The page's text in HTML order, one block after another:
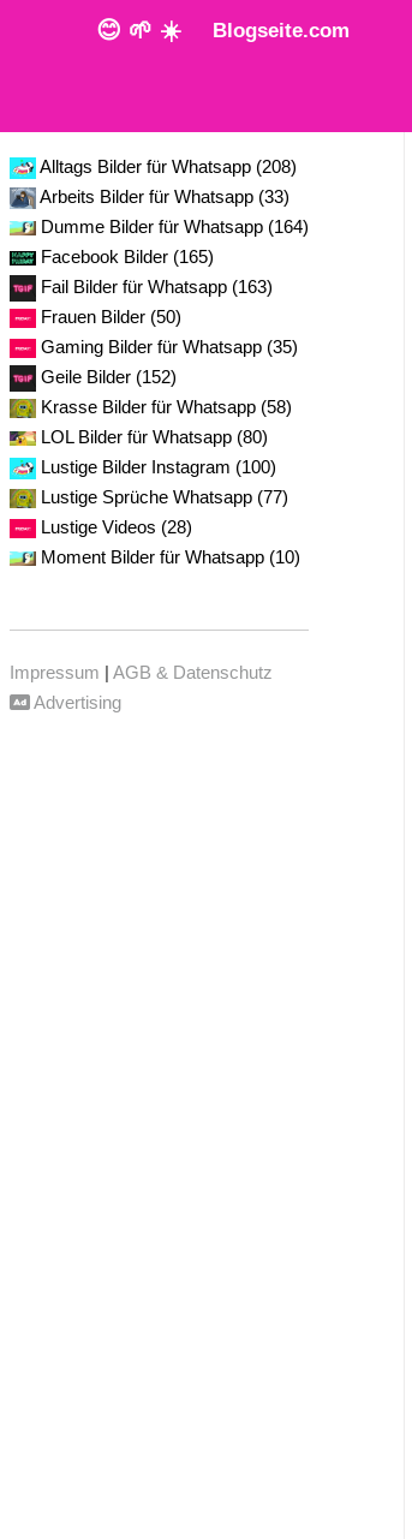
😊 🌱 ☀️ Blogseite.com
Alltags Bilder für Whatsapp (208)
Arbeits Bilder für Whatsapp (33)
Dumme Bilder für Whatsapp (164)
Facebook Bilder (165)
Fail Bilder für Whatsapp (163)
Frauen Bilder (50)
Gaming Bilder für Whatsapp (35)
Geile Bilder (152)
Krasse Bilder für Whatsapp (58)
LOL Bilder für Whatsapp (80)
Lustige Bilder Instagram (100)
Lustige Sprüche Whatsapp (77)
Lustige Videos (28)
Moment Bilder für Whatsapp (10)
Impressum | AGB & Datenschutz
Advertising